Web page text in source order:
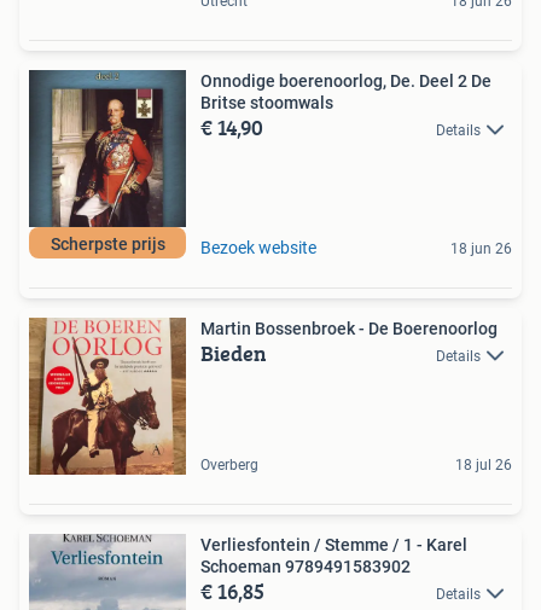
Scherpste prijs
Onnodige boerenoorlog, De. Deel 2 De
Britse stoomwals
€ 14,90 Details
Bezoek website 18 jun 26
Martin Bossenbroek - De Boerenoorlog
Bieden Details
Overberg 18 jul 26
Verliesfontein / Stemme / 1 - Karel
Schoeman 9789491583902
€ 16,85 Details